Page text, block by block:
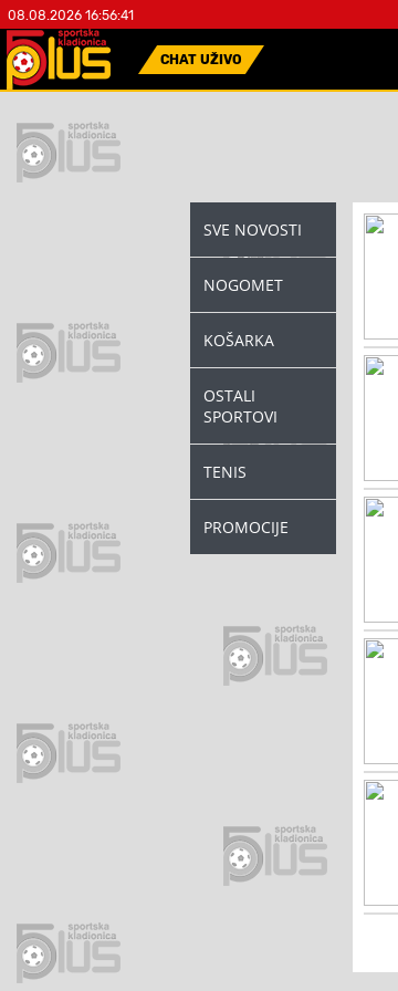
08.08.2026 16:56:41
CHAT UŽIVO
SVE NOVOSTI
NOGOMET
KOŠARKA
OSTALI
SPORTOVI
TENIS
PROMOCIJE